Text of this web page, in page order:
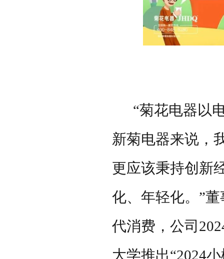
“菊花电器以
新菊电器来说，
更应该秉持创新
化、年轻化。”
代消费，公司
大学推出“2024小